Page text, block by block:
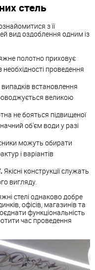
стель
з її
вид оздоблення одним із
полотно приховує
необхідності проведення
випадків встановлення
великою
не бояться підвищеної
об'єм води у разі
можуть обирати
і варіантів
Якісні конструкції служать
вигляду.
стелі однаково добре
офісів, магазинів та
функціональність
час проведення